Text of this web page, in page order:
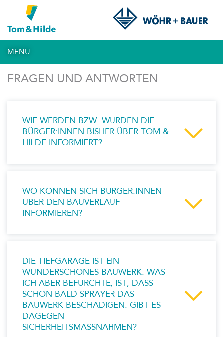
MENÜ
FRAGEN UND ANTWORTEN
WIE WERDEN BZW. WURDEN DIE
BÜRGER:INNEN BISHER ÜBER TOM &
HILDE INFORMIERT?
WO KÖNNEN SICH BÜRGER:INNEN
ÜBER DEN BAUVERLAUF
INFORMIEREN?
DIE TIEFGARAGE IST EIN
WUNDERSCHÖNES BAUWERK. WAS
ICH ABER BEFÜRCHTE, IST, DASS
SCHON BALD SPRAYER DAS
BAUWERK BESCHÄDIGEN. GIBT ES
DAGEGEN
SICHERHEITSMASSNAHMEN?